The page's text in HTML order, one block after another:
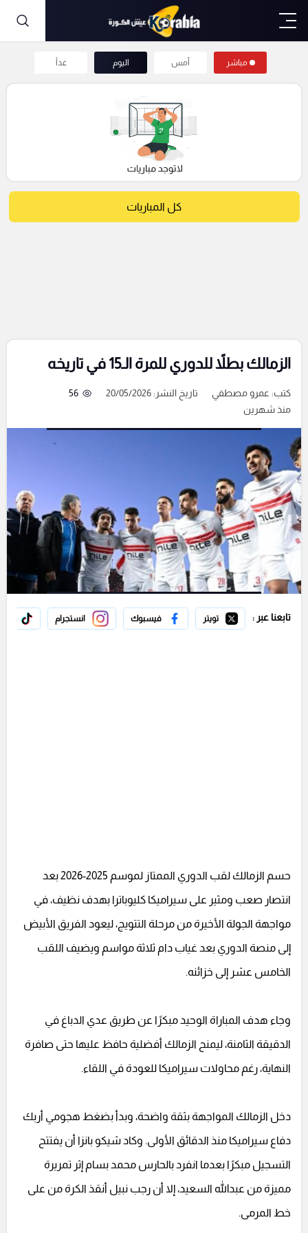
مباشر أمس اليوم غداً
كل المباريات
الزمالك بطلاً للدوري للمرة الـ15 في تاريخه
كتب: عمرو مصطفي تاريخ النشر: 20/05/2026
56
منذ شهرين
تابعنا عبر : تويتر فيسبوك انستجرام
حسم الزمالك لقب الدوري الممتاز لموسم 2025-2026 بعد
انتصار صعب ومثير على سيراميكا كليوباترا بهدف نظيف، في
مواجهة الجولة الأخيرة من مرحلة التتويج، ليعود الفريق الأبيض
إلى منصة الدوري بعد غياب دام ثلاثة مواسم ويضيف اللقب
الخامس عشر إلى خزائنه.
وجاء هدف المباراة الوحيد مبكرًا عن طريق عدي الدباغ في
الدقيقة الثامنة، ليمنح الزمالك أفضلية حافظ عليها حتى صافرة
النهاية، رغم محاولات سيراميكا للعودة في اللقاء.
دخل الزمالك المواجهة بثقة واضحة، وبدأ بضغط هجومي أربك
دفاع سيراميكا منذ الدقائق الأولى. وكاد شيكو بانزا أن يفتتح
التسجيل مبكرًا بعدما انفرد بالحارس محمد بسام إثر تمريرة
مميزة من عبدالله السعيد، إلا أن رجب نبيل أنقذ الكرة من على
خط المرمى.